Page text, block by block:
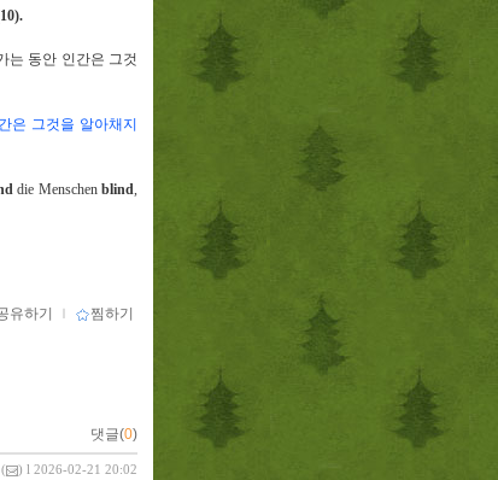
는 동안 인간은 그것
은 그것을 알아채지
die Menschen blind,
유하기 ｌ 찜하기
댓글(0)
( ) l 2026-02-21 20:02